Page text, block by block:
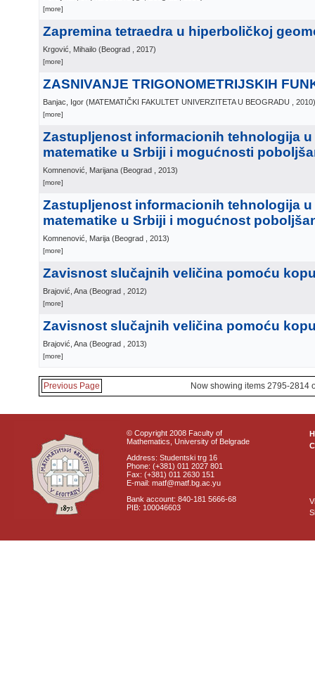
[more]
Zapremina tetraedra u hiperboličkoj
Krgović, Mihailo (Beograd , 2017)
[more]
ZASNIVANJE TRIGONOMETRIJSKIH
Banjac, Igor (MATEMATIČKI FAKULTET UNIVERZITETA U BEOGRADU , 2010)
[more]
Zastupljenost informacionih tehnologija
matematike u Srbiji i mogućnosti
Komnenović, Marijana (Beograd , 2013)
[more]
Zastupljenost informacionih tehnologija
matematike u Srbiji i mogućnost
Komnenović, Marija (Beograd , 2013)
[more]
Zavisnost slučajnih veličina pomoću
Brajović, Ana (Beograd , 2012)
[more]
Zavisnost slučajnih veličina pomoću
Brajović, Ana (Beograd , 2013)
[more]
Previous Page Now showing items 2795-2814
© Copyright 2008 Faculty of
Mathematics, University of Belgrade
Address: Studentski trg 16
Phone: (+381) 011 2027 801
Fax: (+381) 011 2630 151
E-mail: matf@matf.bg.ac.yu
Bank account: 840-181 5666-68
PIB: 100046603